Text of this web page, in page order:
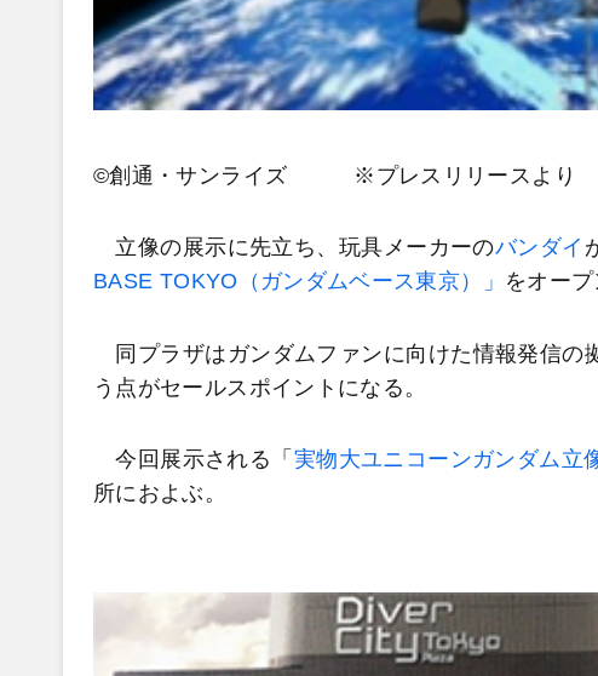
©創通・サンライズ ※プレスリリースより
立像の展示に先立ち、玩具メーカーのバンダイ
BASE TOKYO（ガンダムベース東京）」 をオープ
同プラザはガンダムファンに向けた情報発信の
う点がセールスポイントになる。
今回展示される「 実物大ユニコーンガンダム立
所におよぶ。